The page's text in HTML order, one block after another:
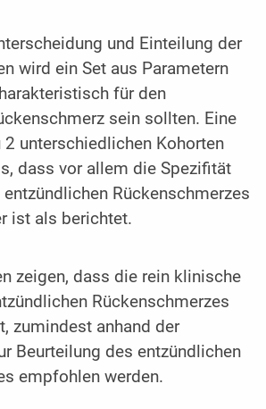
und Einteilung der
wird ein Set aus Parametern
für den
sein sollten. Eine
2 unterschiedlichen Kohorten
dass vor allem die Spezifität
Rückenschmerzes
ist als berichtet.
zeigen, dass die rein klinische
Rückenschmerzes
zumindest anhand der
Beurteilung des entzündlichen
empfohlen werden.